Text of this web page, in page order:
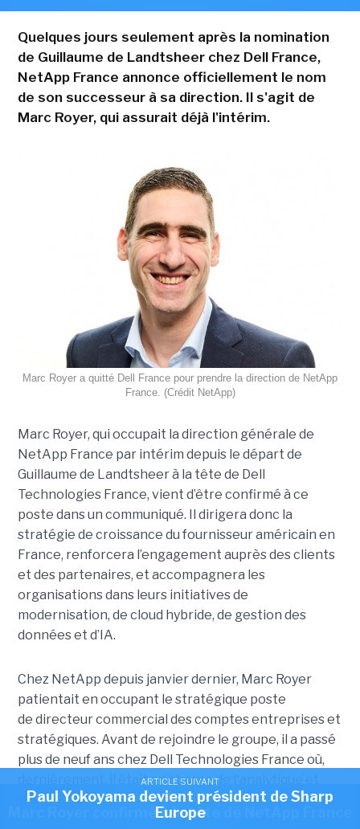
ARTICLE SUIVANT
Marc Royer confirmé à la tête de NetApp France
Quelques jours seulement après la nomination
de Guillaume de Landtsheer chez Dell France,
NetApp France annonce officiellement le nom
de son successeur à sa direction. Il s'agit de
Marc Royer, qui assurait déjà l'intérim.
Marc Royer a quitté Dell France pour prendre la direction de NetApp
France. (Crédit NetApp)
Marc Royer, qui occupait la direction générale de
NetApp France par intérim depuis le départ de
Guillaume de Landtsheer à la tête de Dell
Technologies France, vient d’être confirmé à ce
poste dans un communiqué. Il dirigera donc la
stratégie de croissance du fournisseur américain en
France, renforcera l’engagement auprès des clients
et des partenaires, et accompagnera les
organisations dans leurs initiatives de
modernisation, de cloud hybride, de gestion des
données et d’IA.
Chez NetApp depuis janvier dernier, Marc Royer
patientait en occupant le stratégique poste
de directeur commercial des comptes entreprises et
stratégiques. Avant de rejoindre le groupe, il a passé
plus de neuf ans chez Dell Technologies France où,
dernièrement, il était en charge de l'analytique et
des données non structurées. Ses 25 années
d’expérience l’ont aussi mené à fréquenter d’autres
ARTICLE SUIVANT
Paul Yokoyama devient président de Sharp
Europe